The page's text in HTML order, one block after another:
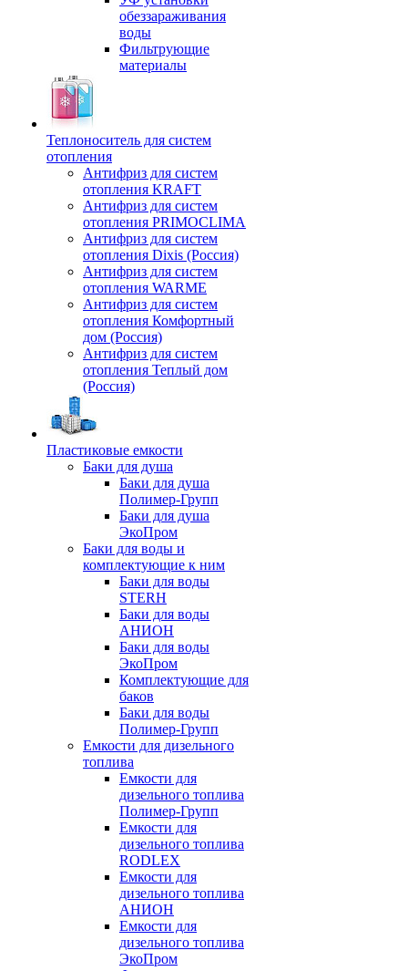
обеззараживания
воды
Фильтрующие
материалы
Теплоноситель для систем
отопления
Антифриз для систем
отопления KRAFT
Антифриз для систем
отопления PRIMOCLIMA
Антифриз для систем
отопления Dixis (Россия)
Антифриз для систем
отопления WARME
Антифриз для систем
отопления Комфортный
дом (Россия)
Антифриз для систем
отопления Теплый дом
(Россия)
Пластиковые емкости
Баки для душа
Баки для душа
Полимер-Групп
Баки для душа
ЭкоПром
Баки для воды и
комплектующие к ним
Баки для воды
STERH
Баки для воды
АНИОН
Баки для воды
ЭкоПром
Комплектующие для
баков
Баки для воды
Полимер-Групп
Емкости для дизельного
топлива
Емкости для
дизельного топлива
Полимер-Групп
Емкости для
дизельного топлива
RODLEX
Емкости для
дизельного топлива
АНИОН
Емкости для
дизельного топлива
ЭкоПром